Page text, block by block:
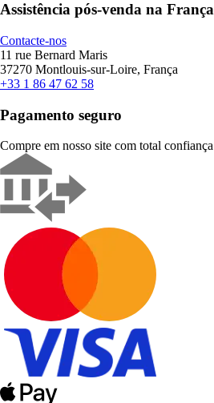
Assistência pós-venda na França
Contacte-nos
11 rue Bernard Maris
37270 Montlouis-sur-Loire, França
+33 1 86 47 62 58
Pagamento seguro
Compre em nosso site com total confiança